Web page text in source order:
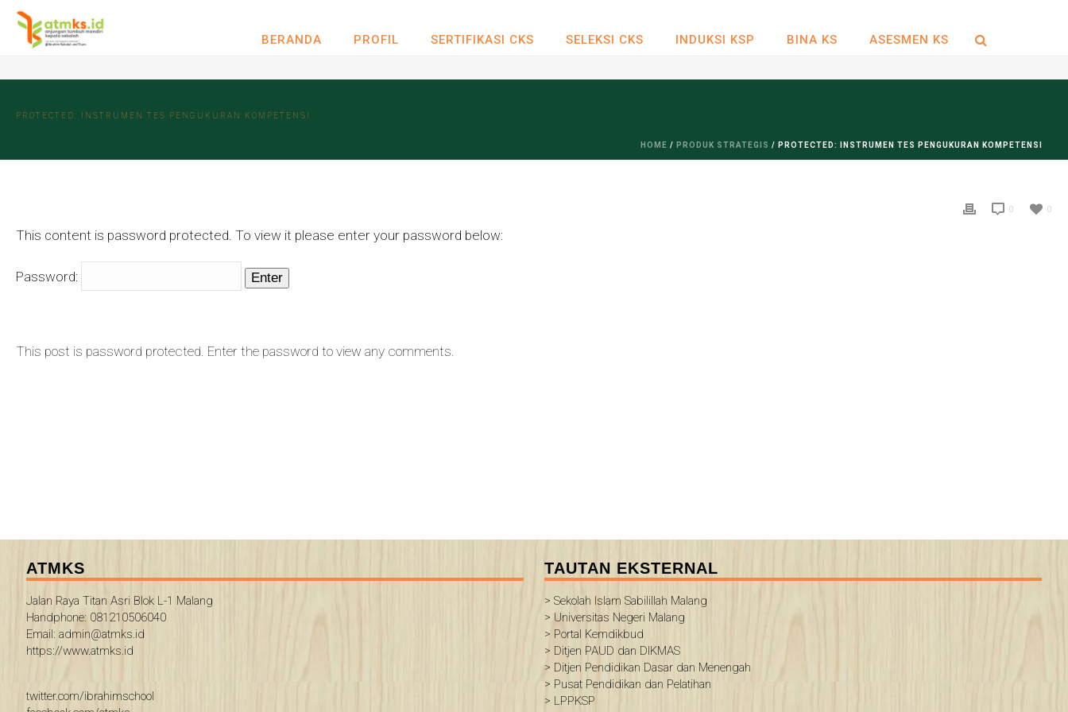
BERANDA PROFIL SERTIFIKASI CKS SELEKSI CKS INDUKSI KSP BINA KS ASESMEN KS
PROTECTED: INSTRUMEN TES PENGUKURAN KOMPETENSI
HOME / PRODUK STRATEGIS / PROTECTED: INSTRUMEN TES PENGUKURAN KOMPETENSI
0
0
This content is password protected. To view it please enter your password below:
Password:
This post is password protected. Enter the password to view any comments.
ATMKS
Jalan Raya Titan Asri Blok L-1 Malang
Handphone: 081210506040
Email: admin@atmks.id
https://www.atmks.id
twitter.com/ibrahimschool
TAUTAN EKSTERNAL
> Sekolah Islam Sabilillah Malang
> Universitas Negeri Malang
> Portal Kemdikbud
> Ditjen PAUD dan DIKMAS
> Ditjen Pendidikan Dasar dan Menengah
> Pusat Pendidikan dan Pelatihan
> LPPKSP